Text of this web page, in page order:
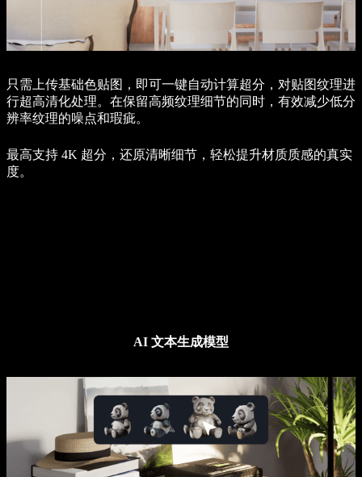
只需上传基础色贴图，即可一键自动计算超分，对贴图纹理进
行超高清化处理。在保留高频纹理细节的同时，有效减少低分
辨率纹理的噪点和瑕疵。
最高支持 4K 超分，还原清晰细节，轻松提升材质质感的真实
度。
AI 文本生成模型